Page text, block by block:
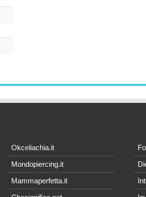
Okceliachia.it
Mondopiercing.it
Mammaperfetta.it